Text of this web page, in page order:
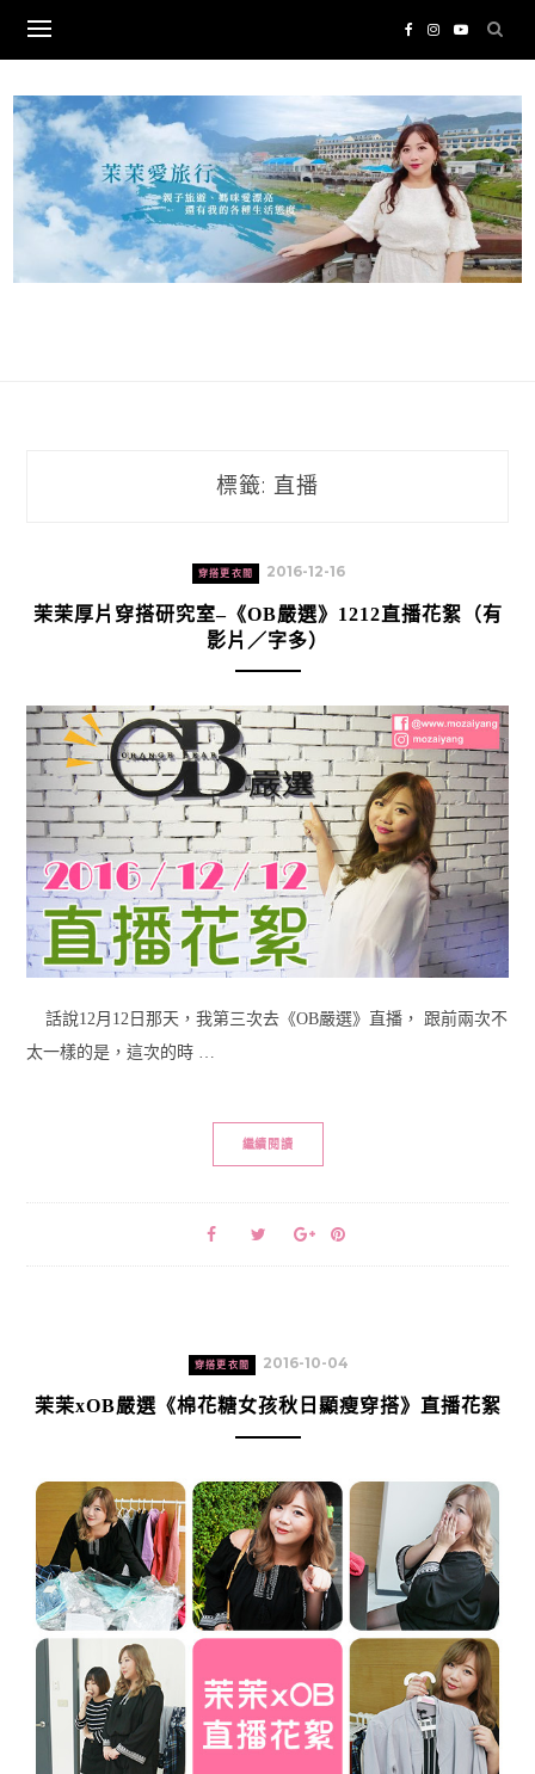
content
標籤: 直播
穿搭更衣間 2016-12-16
茉茉厚片穿搭研究室–《OB嚴選》1212直播花絮（有
影片／字多）
話說12月12日那天，我第三次去《OB嚴選》直播， 跟前兩次不
太一樣的是，這次的時 …
繼續閱讀
穿搭更衣間 2016-10-04
茉茉xOB嚴選《棉花糖女孩秋日顯瘦穿搭》直播花絮